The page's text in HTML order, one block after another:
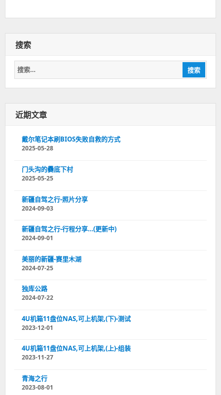
搜索
搜
索：
搜索
近期文章
戴尔笔记本刷BIOS失败自救的方式
2025-05-28
门头沟的爨底下村
2025-05-25
新疆自驾之行-照片分享
2024-09-03
新疆自驾之行-行程分享…(更新中)
2024-09-01
美丽的新疆-赛里木湖
2024-07-25
独库公路
2024-07-22
4U机箱11盘位NAS,可上机架,(下)-测试
2023-12-01
4U机箱11盘位NAS,可上机架,(上)-组装
2023-11-27
青海之行
2023-08-01